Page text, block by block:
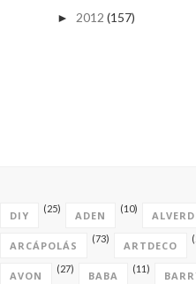
► 2012 (157)
DIY
(25)
ADEN
(10)
ARCÁPOLÁS
(73)
ARTDECO
AVON
(27)
BABA
(11)